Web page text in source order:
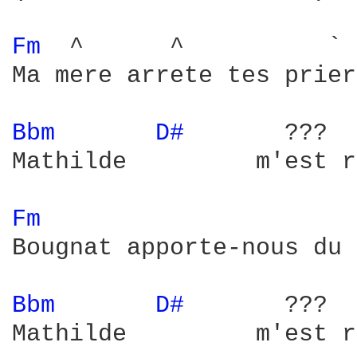
Fm
^      ^          `
Ma mere arrete tes
Bbm D#
      ???
Mathilde         m'est
Fm
Bougnat apporte-nous
Bbm D#
      ???
Mathilde         m'est